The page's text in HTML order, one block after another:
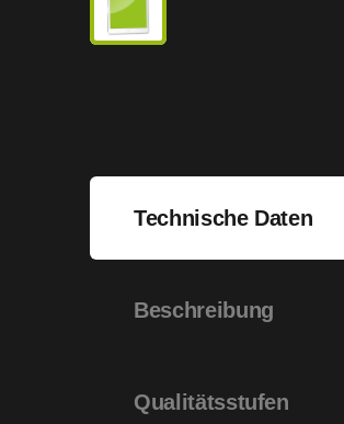
Technische Daten
Beschreibung
Qualitätsstufen